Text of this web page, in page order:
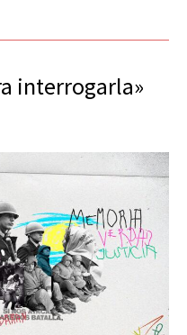
interrogarla»